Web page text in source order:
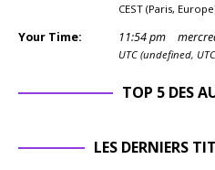
CEST (Paris,
Your Time: 11:54pm
UTC (undefined,
TOP 5 DES
LES DERNIERS